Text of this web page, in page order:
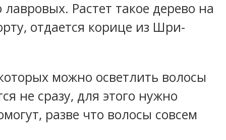
Растет такое дерево на
отдается корице из Шри-
можно осветлить волосы
не сразу, для этого нужно
разве что волосы совсем